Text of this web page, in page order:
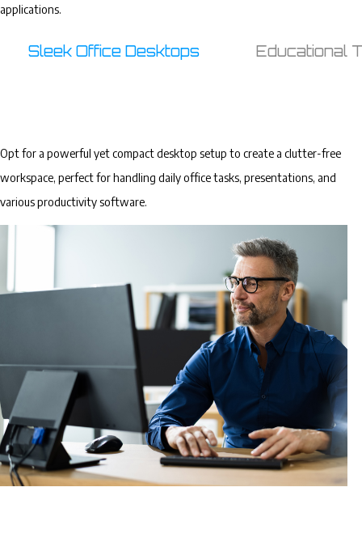
applications.
Sleek Office Desktops Educational
Opt for a powerful yet compact desktop setup to create a clutter-free
workspace, perfect for handling daily office tasks, presentations, and
various productivity software.